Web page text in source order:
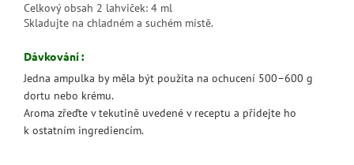
Celkový obsah 2 lahviček: 4 ml
Skladujte na chladném a suchém místě.
Dávkování :
Jedna ampulka by měla být použita na ochucení 500–600 g
dortu nebo krému.
Aroma zřeďte v tekutině uvedené v receptu a přidejte ho
k ostatním ingrediencím.